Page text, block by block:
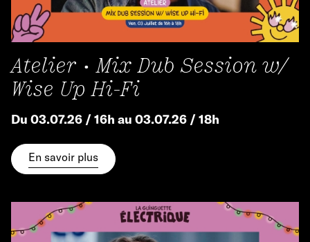
Atelier • Mix Dub Session w/
Wise Up Hi-Fi
Du 03.07.26 / 16h au 03.07.26 / 18h
En savoir plus